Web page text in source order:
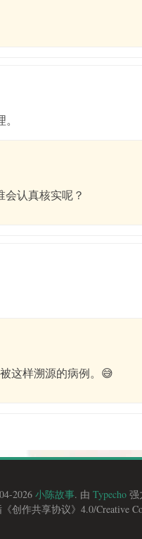
认真核实呢？
这样溯源的病例。😅
2026 小陈故事. 由 Typecho 强
创作共享协议》4.0/Creative